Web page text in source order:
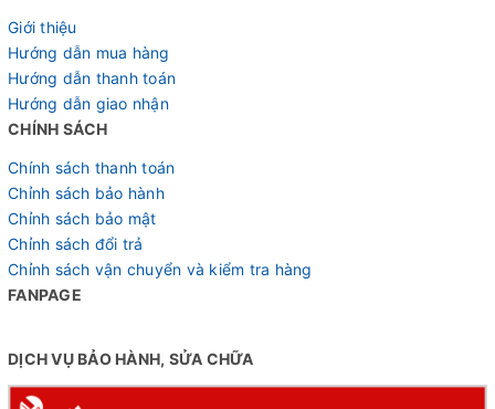
Lựa chọn hoàn hảo trong tầm giá
Giới thiệu
Hướng dẫn mua hàng
Hướng dẫn thanh toán
Hướng dẫn giao nhận
CHÍNH SÁCH
Chính sách thanh toán
Chỉnh sách bảo hành
Chỉnh sách bảo mật
Chỉnh sách đổi trả
Chỉnh sách vận chuyển và kiểm tra hàng
FANPAGE
DỊCH VỤ BẢO HÀNH, SỬA CHỮA